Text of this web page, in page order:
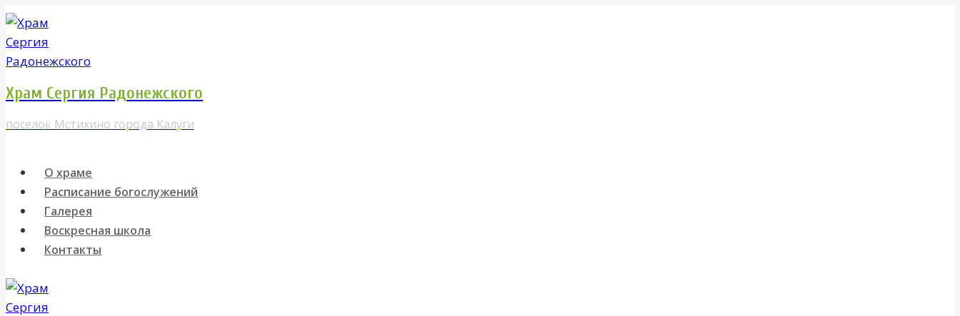
Перейти
к
содержимому
Храм Сергия Радонежского
поселок Мстихино города Калуги
О храме
Расписание богослужений
Галерея
Воскресная школа
Контакты